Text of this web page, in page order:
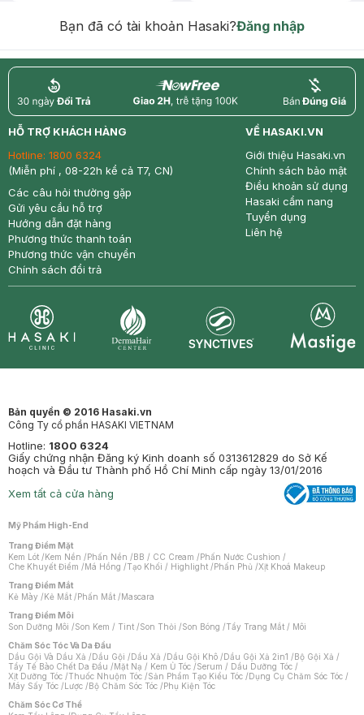
Bạn đã có tài khoản Hasaki?Đăng nhập
return nowfree price
HỖ TRỢ KHÁCH HÀNG
Hotline: 1800 6324
(Miễn phí , 08-22h kể cả T7, CN)
Các câu hỏi thường gặp
Gửi yêu cầu hỗ trợ
Hướng dẫn đặt hàng
Phương thức thanh toán
Phương thức vận chuyển
Chính sách đổi trả
VỀ HASAKI.VN
Giới thiệu Hasaki.vn
Chính sách bảo mật
Điều khoản sử dụng
Hasaki cẩm nang
Tuyển dụng
Liên hệ
Bản quyền © 2016 Hasaki.vn
Công Ty cổ phần HASAKI VIETNAM
Hotline: 1800 6324
Giấy chứng nhận Đăng ký Kinh doanh số 0313612829 do Sở Kế
hoạch và Đầu tư Thành phố Hồ Chí Minh cấp ngày 13/01/2016
Xem tất cả cửa hàng
Mỹ Phẩm High-End
Trang Điểm Mặt
Kem Lót /Kem Nền /Phấn Nền /BB / CC Cream /Phấn Nước Cushion /
Che Khuyết Điểm /Má Hồng /Tạo Khối / Highlight /Phấn Phủ /Xịt Khoá Makeup
Trang Điểm Mắt
Kẻ Mày /Kẻ Mắt /Phấn Mắt /Mascara
Trang Điểm Môi
Son Dưỡng Môi /Son Kem / Tint /Son Thỏi /Son Bóng /Tẩy Trang Mắt / Môi
Chăm Sóc Tóc Và Da Đầu
Dầu Gội Và Dầu Xả /Dầu Gội /Dầu Xả /Dầu Gội Khô /Dầu Gội Xả 2in1 /Bộ Gội Xả /
Tẩy Tế Bào Chết Da Đầu /Mặt Nạ / Kem Ủ Tóc /Serum / Dầu Dưỡng Tóc /
Xịt Dưỡng Tóc /Thuốc Nhuộm Tóc /Sản Phẩm Tạo Kiểu Tóc /Dụng Cụ Chăm Sóc Tóc /
Máy Sấy Tóc /Lược /Bộ Chăm Sóc Tóc /Phụ Kiện Tóc
Chăm Sóc Cơ Thể